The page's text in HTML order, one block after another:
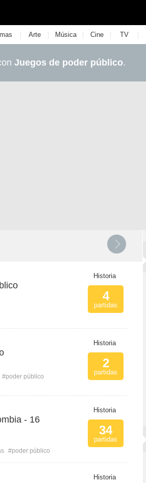
| Arte | Música | Cine | TV |
Juegos de poder público.
Historia
4
partidas
#poder público
Historia
2
partidas
- 16
#poder público
Historia
34
partidas
Historia